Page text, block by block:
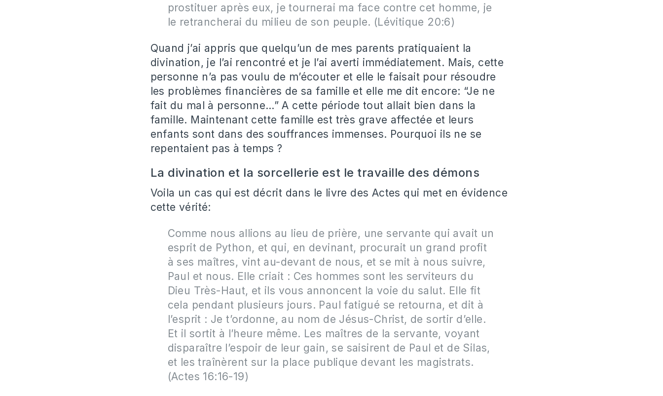
prostituer après eux, je tournerai ma face contre cet homme, je
le retrancherai du milieu de son peuple. (Lévitique 20:6)
Quand j’ai appris que quelqu’un de mes parents pratiquaient la
divination, je l’ai rencontré et je l’ai averti immédiatement. Mais, cette
personne n’a pas voulu de m’écouter et elle le faisait pour résoudre
les problèmes financières de sa famille et elle me dit encore: “Je ne
fait du mal à personne…” A cette période tout allait bien dans la
famille. Maintenant cette famille est très grave affectée et leurs
enfants sont dans des souffrances immenses. Pourquoi ils ne se
repentaient pas à temps ?
La divination et la sorcellerie est le travaille des démons
Voila un cas qui est décrit dans le livre des Actes qui met en évidence
cette vérité:
Comme nous allions au lieu de prière, une servante qui avait un
esprit de Python, et qui, en devinant, procurait un grand profit
à ses maîtres, vint au-devant de nous, et se mit à nous suivre,
Paul et nous. Elle criait : Ces hommes sont les serviteurs du
Dieu Très-Haut, et ils vous annoncent la voie du salut. Elle fit
cela pendant plusieurs jours. Paul fatigué se retourna, et dit à
l’esprit : Je t’ordonne, au nom de Jésus-Christ, de sortir d’elle.
Et il sortit à l’heure même. Les maîtres de la servante, voyant
disparaître l’espoir de leur gain, se saisirent de Paul et de Silas,
et les traînèrent sur la place publique devant les magistrats.
(Actes 16:16-19)